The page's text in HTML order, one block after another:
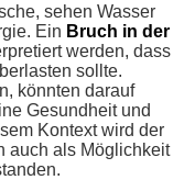
sehen Wasser
Ein Bruch in der
werden, dass
sollte.
könnten darauf
Gesundheit und
Kontext wird der
auch als Möglichkeit